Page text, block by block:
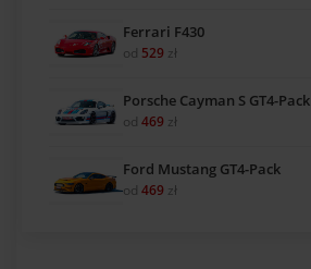
Ferrari F430
od 529 zł
Porsche Cayman S GT4-Pack
od 469 zł
Ford Mustang GT4-Pack
od 469 zł